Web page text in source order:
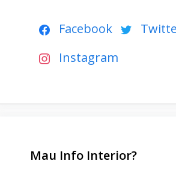
Facebook
Instagram
Mau Info Interior?